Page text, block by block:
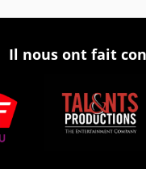
Il nous ont fait